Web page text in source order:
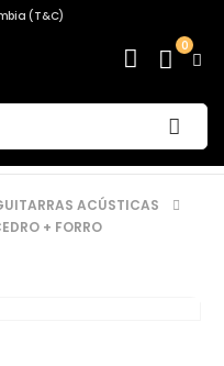
(T&C)
0
ACÚSTICAS
+ FORRO